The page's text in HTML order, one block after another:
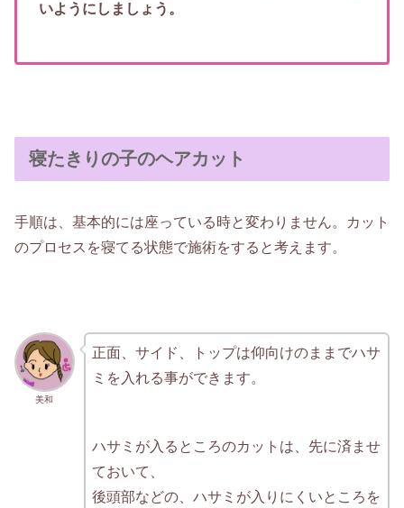
いようにしましょう。
寝たきりの子のヘアカット
手順は、基本的には座っている時と変わりません。カット
のプロセスを寝てる状態で施術をすると考えます。
美和
正面、サイド、トップは仰向けのままでハサ
ミを入れる事ができます。
ハサミが入るところのカットは、先に済ませ
ておいて、
後頭部などの、ハサミが入りにくいところを